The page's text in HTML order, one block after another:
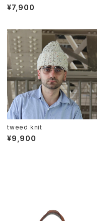
¥7,900
tweed knit
¥9,900